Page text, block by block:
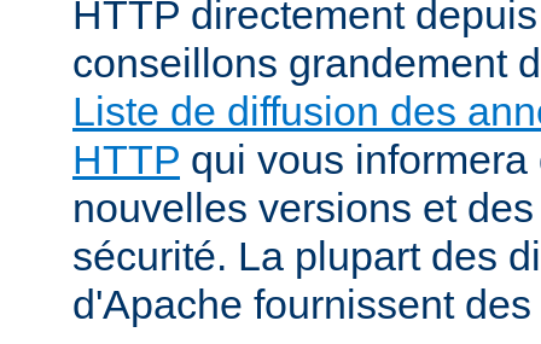
HTTP directement
conseillons grandement
Liste de diffusion des
HTTP qui vous
nouvelles versions et
sécurité. La plupart des
d'Apache fournissent